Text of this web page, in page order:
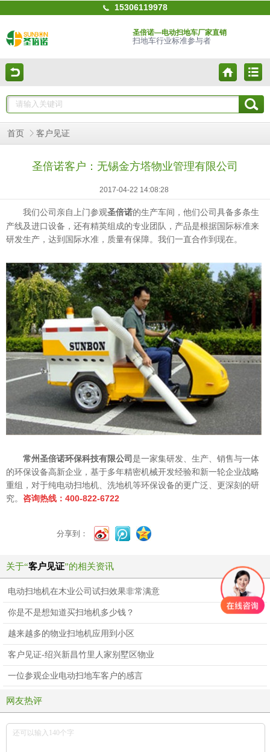
15306119978
圣倍诺—电动扫地车厂家直销
扫地车行业标准参与者
首页 客户见证
圣倍诺客户：无锡金方塔物业管理有限公司
2017-04-22 14:08:28
我们公司亲自上门参观圣倍诺的生产车间，他们公司具备多条生
产线及进口设备，还有精英组成的专业团队，产品是根据国际标准来
研发生产，达到国际水准，质量有保障。我们一直合作到现在。
常州圣倍诺环保科技有限公司是一家集研发、生产、销售与一体
的环保设备高新企业，基于多年精密机械开发经验和新一轮企业战略
重组，对于纯电动扫地机、洗地机等环保设备的更广泛、更深刻的研
究。 咨询热线：400-822-6722
分享到：
关于“客户见证”的相关资讯
电动扫地机在木业公司试扫效果非常满意
你是不是想知道买扫地机多少钱？
越来越多的物业扫地机应用到小区
客户见证-绍兴新昌竹里人家别墅区物业
一位参观企业电动扫地车客户的感言
网友热评